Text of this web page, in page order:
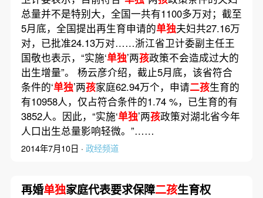
总量并不是特别大，全国一共有1100多万对；截至
5月底，全国提出再生育申请的单独夫妇共27.16万
对，已批准24.13万对……浙江省卫计委副主任王
国敬也表示，“实施‘单独’两孩政策不会造成过大的
出生增量”。 杨云彦介绍，截止5月底，该省符合
条件的‘单独’两孩家庭62.94万个，申请二孩生育的
有10958人，仅占符合条件的1.74 %，已生育的有
3852人。因此，“实施‘单独’两孩政策对湖北省今年
人口出生总量影响轻微。”……
2014年7月10日 · 政经频道
再婚单独家庭代表要求保障二孩生育权